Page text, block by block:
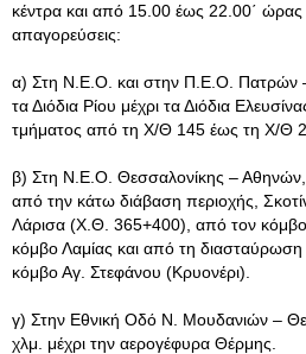
κέντρα και από 15.00 έως 22.00΄ ώρας
απαγορεύσεις:
α) Στη Ν.Ε.Ο. και στην Π.Ε.Ο. Πατρών
τα Διόδια Ρίου μέχρι τα Διόδια
τμήματος από τη Χ/Θ 145 έως τη Χ/Θ
β) Στη Ν.Ε.Ο. Θεσσαλονίκης –
από την κάτω διάβαση περιοχής,
Λάρισα (Χ.Θ. 365+400), από τον κόμβο
κόμβο Λαμίας και από τη
κόμβο Αγ. Στεφάνου (Κρυονέρι).
γ) Στην Εθνική Οδό Ν. Μουδανιών –
χλμ. μέχρι την αερογέφυρα Θέρμης.